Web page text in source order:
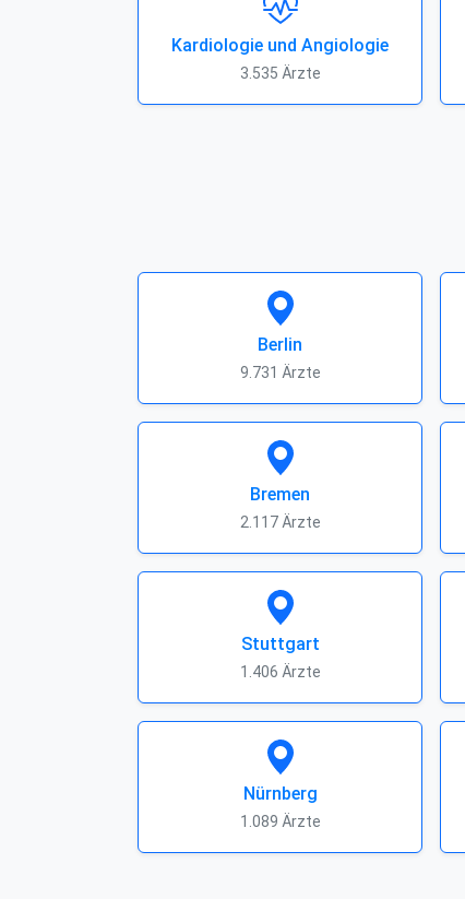
Kardiologie und Angiologie
3.535 Ärzte
Berlin
9.731 Ärzte
Bremen
2.117 Ärzte
Stuttgart
1.406 Ärzte
Nürnberg
1.089 Ärzte